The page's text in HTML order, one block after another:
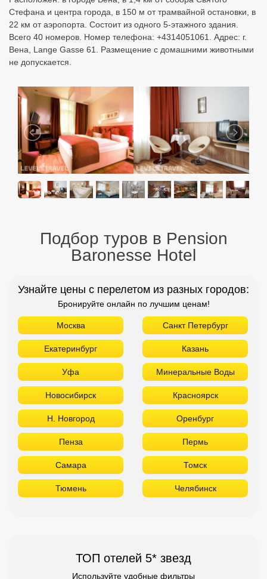
Стефана и центра города, в 150 м от трамвайной остановки, в
22 км от аэропорта. Состоит из одного 5-этажного здания.
Всего 40 номеров. Номер телефона: +4314051061. Адрес: г.
Вена, Lange Gasse 61. Размещение с домашними животными
не допускается.
Подбор туров в Pension
Baronesse Hotel
Узнайте цены с перелетом из разных городов:
Бронируйте онлайн по лучшим ценам!
Москва Санкт Петербург
Екатеринбург Казань
Уфа Минеральные Воды
Новосибирск Красноярск
Н. Новгород Оренбург
Пенза Пермь
Самара Томск
Тюмень Челябинск
ТОП отелей 5* звезд
Используйте удобные фильтры